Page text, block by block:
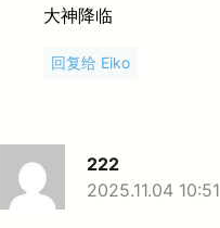
大神降临
回复给 Eiko
222
2025.11.04 10:51